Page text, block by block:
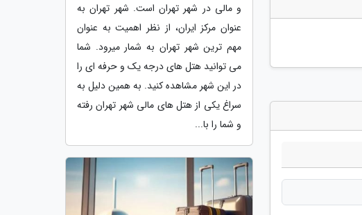
و مالی در شهر تهران است. شهر تهران به
عنوان مرکز ایران، از نظر اهمیت به عنوان
مهم ترین شهر تهران به شمار میرود. شما
می توانید هتل های درجه یک و حرفه ای را
در این شهر مشاهده کنید. به همین دلیل به
سراغ یکی از هتل های مالی شهر تهران رفته
و شما را با...